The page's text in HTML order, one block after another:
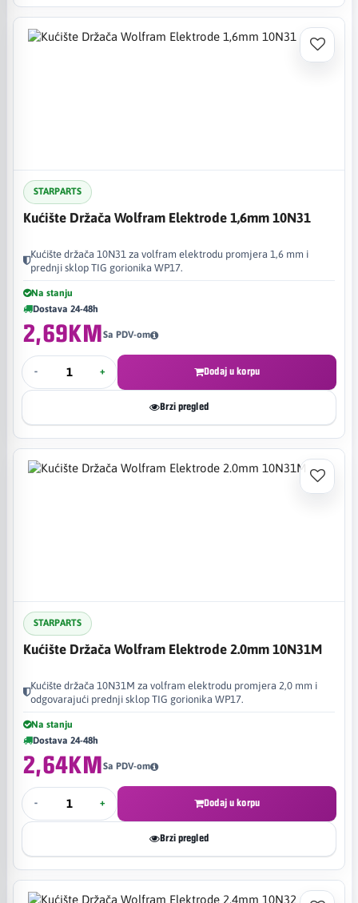
STARPARTS
Kućište Držača Wolfram Elektrode 1,6mm 10N31
Kućište držača 10N31 za volfram elektrodu promjera 1,6 mm i
prednji sklop TIG gorionika WP17.
Na stanju
Dostava 24-48h
2,69KMSa PDV-om
- + Dodaj u korpu
Brzi pregled
STARPARTS
Kućište Držača Wolfram Elektrode 2.0mm 10N31M
Kućište držača 10N31M za volfram elektrodu promjera 2,0 mm i
odgovarajući prednji sklop TIG gorionika WP17.
Na stanju
Dostava 24-48h
2,64KMSa PDV-om
- + Dodaj u korpu
Brzi pregled